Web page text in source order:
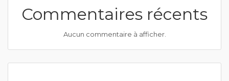
Commentaires récents
Aucun commentaire à afficher.